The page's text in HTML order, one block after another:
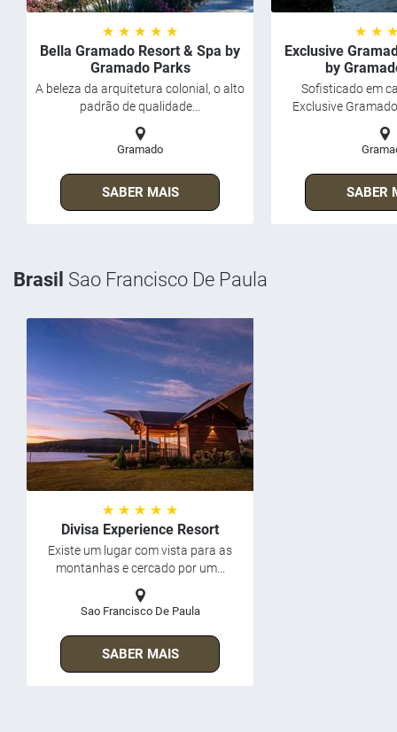
★ ★ ★ ★ ★
Bella Gramado Resort & Spa by
Gramado Parks
A beleza da arquitetura colonial, o alto
padrão de qualidade...
Gramado
SABER MAIS
★ ★
Exclusive
by
Sofisticado em
Exclusive
SABER
Brasil Sao Francisco De Paula
★ ★ ★ ★ ★
Divisa Experience Resort
Existe um lugar com vista para as
montanhas e cercado por um...
Sao Francisco De Paula
SABER MAIS